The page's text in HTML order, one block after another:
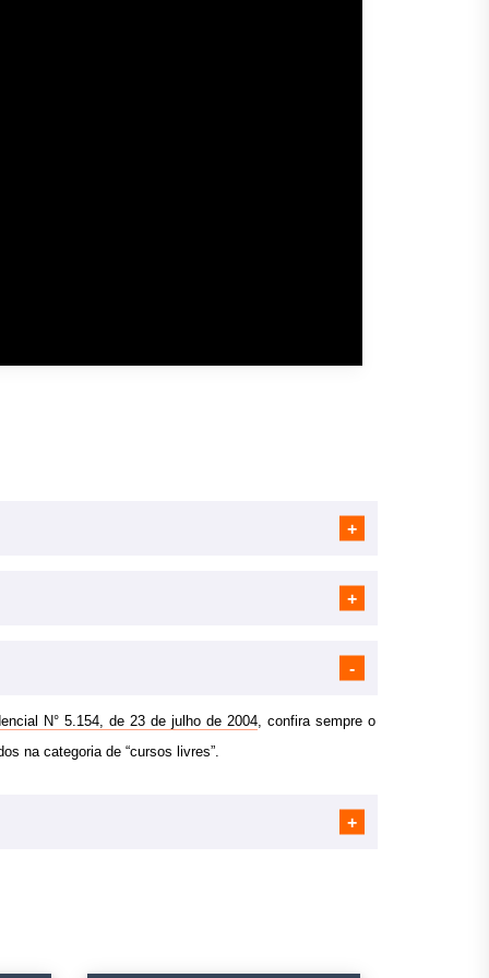
N° 5.154, de 23 de julho de 2004, confira sempre o
na categoria de “cursos livres”.